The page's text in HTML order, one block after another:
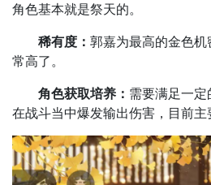
角色基本就是祭天的。
‌稀有度： 郭嘉为最高的金色
常高了。
‌角色获取培养： 需要满足一
在战斗当中爆发输出伤害，目前主